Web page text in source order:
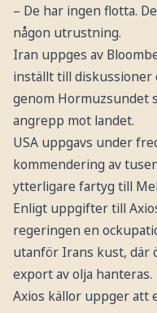
– De har ingen flotta.
någon utrustning.
Iran uppges av
inställt till
genom Hormuzsundet
angrepp mot landet.
USA uppgavs under
kommendering av
ytterligare fartyg till
Enligt uppgifter till
regeringen en
utanför Irans kust, där
export av olja hanteras.
Axios källor uppger att